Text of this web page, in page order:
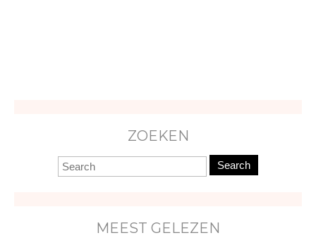
ZOEKEN
Search
MEEST GELEZEN